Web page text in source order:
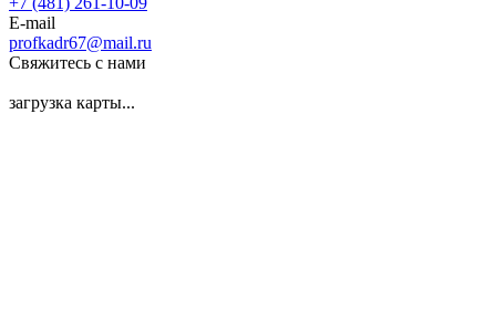
E-mail
profkadr67@mail.ru
Свяжитесь с нами
загрузка карты...